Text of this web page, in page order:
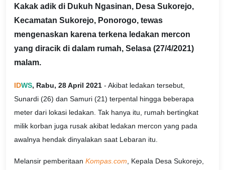
Kakak adik di Dukuh Ngasinan, Desa Sukorejo,
Kecamatan Sukorejo, Ponorogo, tewas
mengenaskan karena terkena ledakan mercon
yang diracik di dalam rumah, Selasa (27/4/2021)
malam.
IDWS, Rabu, 28 April 2021 - Akibat ledakan tersebut,
Sunardi (26) dan Samuri (21) terpental hingga beberapa
meter dari lokasi ledakan. Tak hanya itu, rumah bertingkat
milik korban juga rusak akibat ledakan mercon yang pada
awalnya hendak dinyalakan saat Lebaran itu.
Melansir pemberitaan Kompas.com, Kepala Desa Sukorejo,